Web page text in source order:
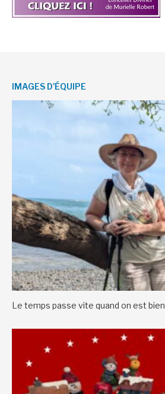
IMAGES D’ÉQUIPE
Le temps passe vite quand on est bien